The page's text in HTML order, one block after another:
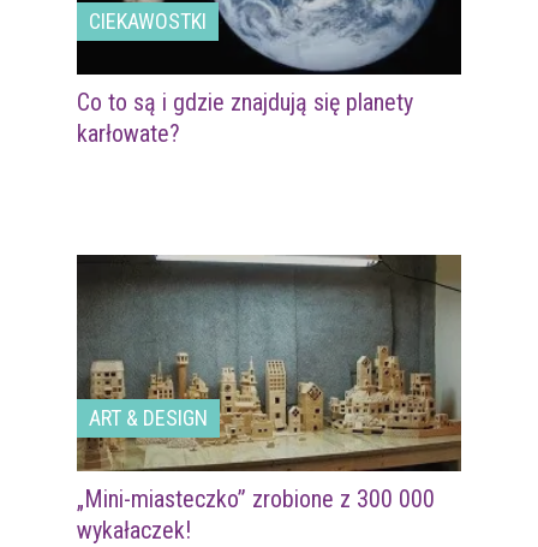
CIEKAWOSTKI
Co to są i gdzie znajdują się planety
karłowate?
ART & DESIGN
„Mini-miasteczko” zrobione z 300 000
wykałaczek!